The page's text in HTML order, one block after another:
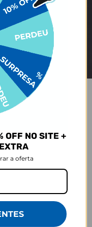
Perfeita para sua
OFF NO SITE +
a oferta